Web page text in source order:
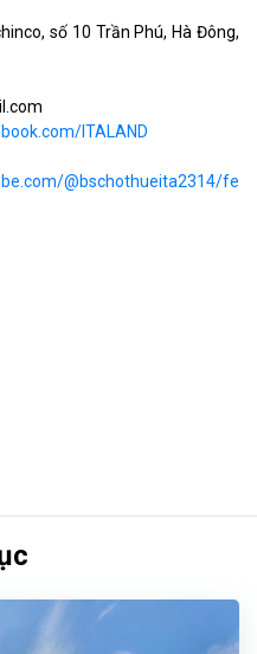
số 10 Trần Phú, Hà Đông,
ITALAND
@bschothueita2314/